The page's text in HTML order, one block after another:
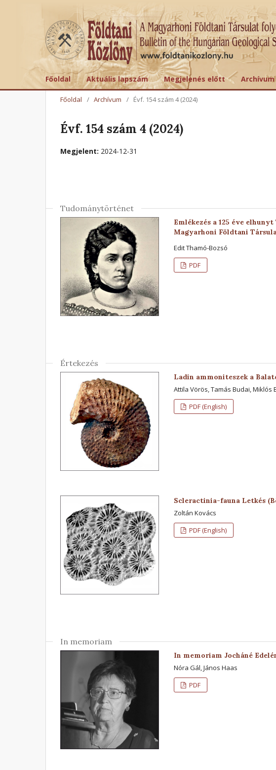
Főoldal Aktuális lapszám Megjelenés előtt Archívum
Főoldal / Archívum / Évf. 154 szám 4 (2024)
Évf. 154 szám 4 (2024)
Megjelent: 2024-12-31
Tudománytörténet
Emlékezés a 125 éve
Magyarhoni Földtani
Edit Thamó-Bozsó
PDF
Értekezés
Ladin ammoniteszek a
Attila Vörös, Tamás Budai, Miklós
PDF (English)
Scleractinia-fauna Letkés
Zoltán Kovács
PDF (English)
In memoriam
In memoriam Jocháné
Nóra Gál, János Haas
PDF